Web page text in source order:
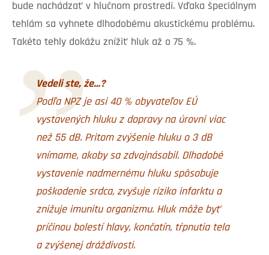
bude nachádzať v hlučnom prostredí. Vďaka špeciálnym
tehlám sa vyhnete dlhodobému akustickému problému.
Takéto tehly dokážu znížiť hluk až o 75 %.
Vedeli ste, že…?
Podľa NPZje asi 40 % obyvateľov EÚ
vystavených hluku z dopravy na úrovni viac
než 55 dB. Pritom zvýšenie hluku o 3 dB
vnímame, akoby sa zdvojnásobil. Dlhodobé
vystavenie nadmernému hluku spôsobuje
poškodenie srdca, zvyšuje riziko infarktu a
znižuje imunitu organizmu. Hluk môže byť
príčinou bolestí hlavy, končatín, tŕpnutia tela
a zvýšenej dráždivosti.